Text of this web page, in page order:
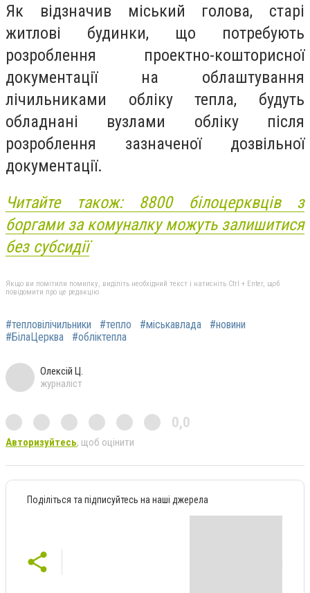
Як відзначив міський голова, старі
житлові будинки, що потребують
розроблення проектно-кошторисної
документації на облаштування
лічильниками обліку тепла, будуть
обладнані вузлами обліку після
розроблення зазначеної дозвільної
документації.
Читайте також: 8800 білоцерквців з
боргами за комуналку можуть залишитися
без субсидії
Якщо ви помітили помилку, виділіть необхідний текст і натисніть Ctrl + Enter, щоб
повідомити про це редакцію
#тепловілічильники #тепло #міськавлада
#новини
#БілаЦерква
#обліктепла
Олексій Ц.
журналіст
0,0
Авторизуйтесь, щоб оцінити
Поділіться та підписуйтесь на наші джерела